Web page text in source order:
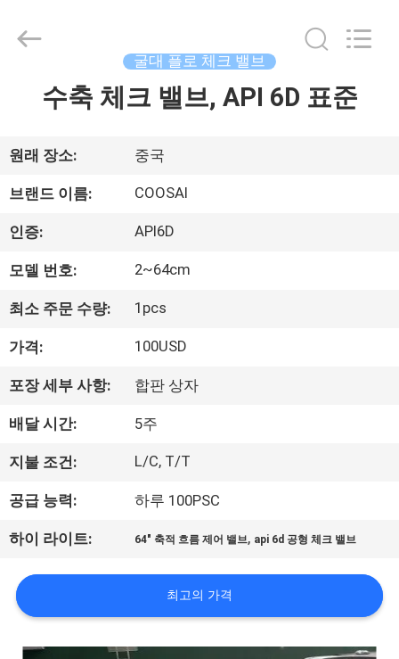
제
품
우
관
한
것
공
장
투
어
굴대 플로 체크 밸브
수축 체크 밸브, API 6D 표준
원래 장소: 중국
브랜드 이름: COOSAI
인증: API6D
모델 번호: 2~64cm
최소 주문 수량: 1pcs
가격: 100USD
포장 세부 사항: 합판 상자
배달 시간: 5주
지불 조건: L/C, T/T
공급 능력: 하루 100PSC
하이 라이트: 64" 축적 흐름 제어 밸브, api 6d 공형 체크 밸브
최고의 가격